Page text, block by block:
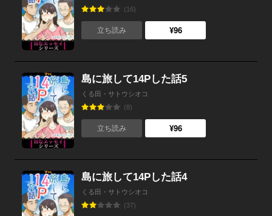
(16)
立ち読み ¥96
島に旅して14Pした話5
くる田・サトウシオコ
(8)
立ち読み ¥96
島に旅して14Pした話4
くる田・サトウシオコ
(37)